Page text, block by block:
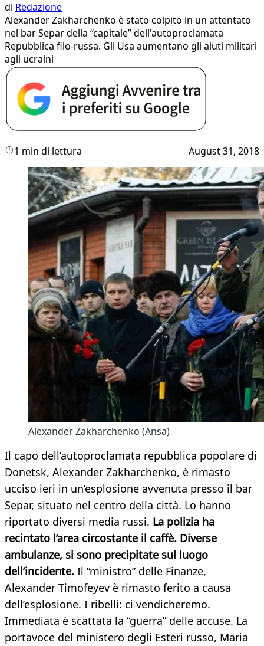
di Redazione
Alexander Zakharchenko è stato colpito in un attentato
nel bar Separ della “capitale” dell'autoproclamata
Repubblica filo-russa. Gli Usa aumentano gli aiuti militari
agli ucraini
1 min di lettura August 31, 2018
Alexander Zakharchenko (Ansa)
Il capo dell’autoproclamata repubblica popolare di
Donetsk, Alexander Zakharchenko, è rimasto
ucciso ieri in un’esplosione avvenuta presso il bar
Separ, situato nel centro della città. Lo hanno
riportato diversi media russi. La polizia ha
recintato l’area circostante il caffè. Diverse
ambulanze, si sono precipitate sul luogo
dell’incidente. Il “ministro” delle Finanze,
Alexander Timofeyev è rimasto ferito a causa
dell’esplosione. I ribelli: ci vendicheremo.
Immediata è scattata la “guerra” delle accuse. La
portavoce del ministero degli Esteri russo, Maria